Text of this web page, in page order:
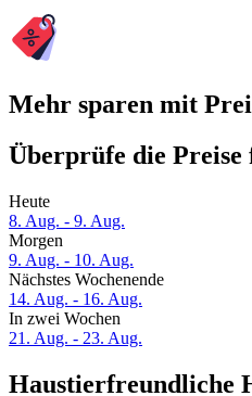
Mehr sparen mit
Überprüfe die Preise
Heute
8. Aug. - 9. Aug.
Morgen
9. Aug. - 10. Aug.
Nächstes Wochenende
14. Aug. - 16. Aug.
In zwei Wochen
21. Aug. - 23. Aug.
Haustierfreundliche